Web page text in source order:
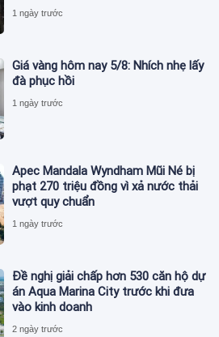
1 ngày trước
Giá vàng hôm nay 5/8: Nhích nhẹ lấy
đà phục hồi
1 ngày trước
Apec Mandala Wyndham Mũi Né bị
phạt 270 triệu đồng vì xả nước thải
vượt quy chuẩn
1 ngày trước
Đề nghị giải chấp hơn 530 căn hộ dự
án Aqua Marina City trước khi đưa
vào kinh doanh
2 ngày trước